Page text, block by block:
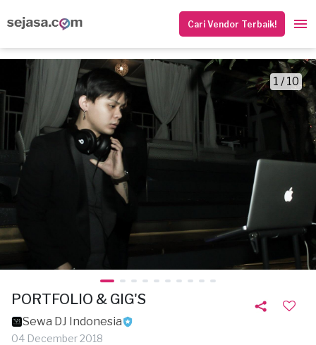
Cari Vendor Terbaik!
1 / 10
PORTFOLIO & GIG'S
Sewa DJ Indonesia
04 December 2018